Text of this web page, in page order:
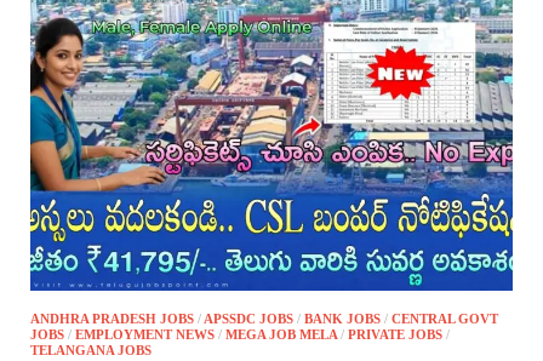
ANDHRA PRADESH JOBS / APSSDC JOBS / BANK JOBS / CENTRAL GOVT
JOBS / EMPLOYMENT NEWS / MEGA JOB MELA / PRIVATE JOBS /
TELANGANA JOBS